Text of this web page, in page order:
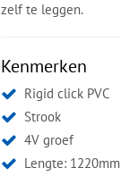
zelf te leggen.
Kenmerken
Rigid click PVC
Strook
4V groef
Lengte: 1220mm